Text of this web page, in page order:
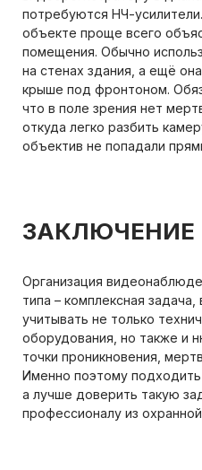
потребуются НЧ-
объекте проще всего
помещения. Обычно
на стенах здания, а ещё
крыше под фронтоном.
что в поле зрения нет
откуда легко разбить
объектив не попадали
ЗАКЛЮЧЕНИЕ
Организация
типа – комплексная
учитывать не только
оборудования, но также и
точки проникновения,
Именно поэтому подходить
а лучше доверить такую
профессионалу из